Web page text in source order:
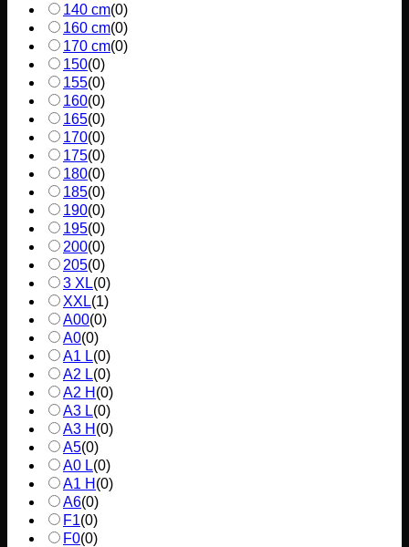
140 cm(0)
160 cm(0)
170 cm(0)
150(0)
155(0)
160(0)
165(0)
170(0)
175(0)
180(0)
185(0)
190(0)
195(0)
200(0)
205(0)
3 XL(0)
XXL(1)
A00(0)
A0(0)
A1 L(0)
A2 L(0)
A2 H (0)
A3 L(0)
A3 H (0)
A5(0)
A0 L(0)
A1 H (0)
A6(0)
F1(0)
F0(0)